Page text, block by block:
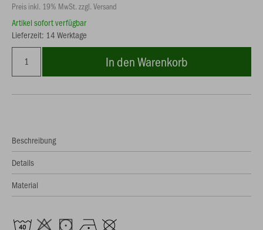
Preis inkl. 19% MwSt. zzgl. Versand
Artikel sofort verfügbar
Lieferzeit: 14 Werktage
In den Warenkorb
Beschreibung
Details
Material